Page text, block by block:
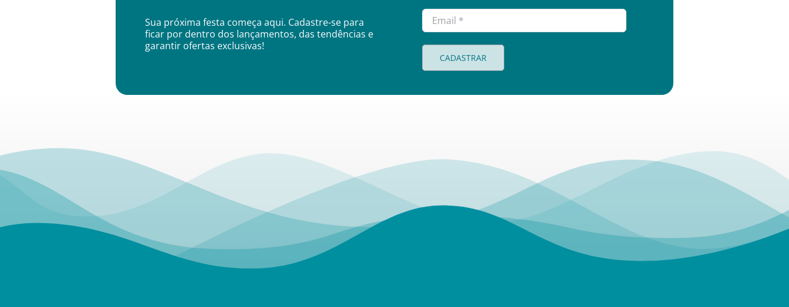
Sua próxima festa começa aqui. Cadastre-se para
ficar por dentro dos lançamentos, das tendências e
garantir ofertas exclusivas!
CADASTRAR